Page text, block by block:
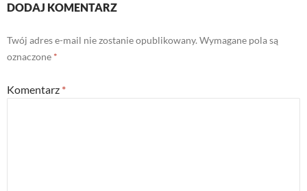
DODAJ KOMENTARZ
Twój adres e-mail nie zostanie opublikowany. Wymagane pola są
oznaczone *
Komentarz *